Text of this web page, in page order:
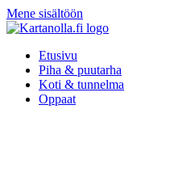
Mene sisältöön
Etusivu
Piha & puutarha
Koti & tunnelma
Oppaat